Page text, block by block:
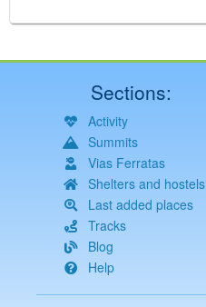
Sections:
Activity
Summits
Vias Ferratas
Shelters and hostels
Last added places
Tracks
Blog
Help